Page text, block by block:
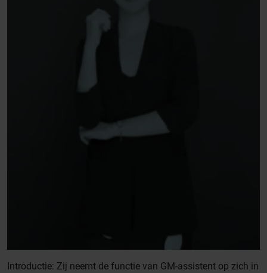
Introductie: Zij neemt de functie van GM-assistent op zich in